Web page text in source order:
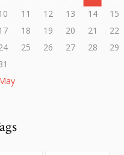
11 12 13 14 15
18 19 20 21 22
25 26 27 28 29